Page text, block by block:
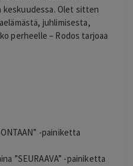
Olet sitten
juhlimisesta,
perheelle – Rodos tarjoaa
-painiketta
”SEURAAVA” -painiketta